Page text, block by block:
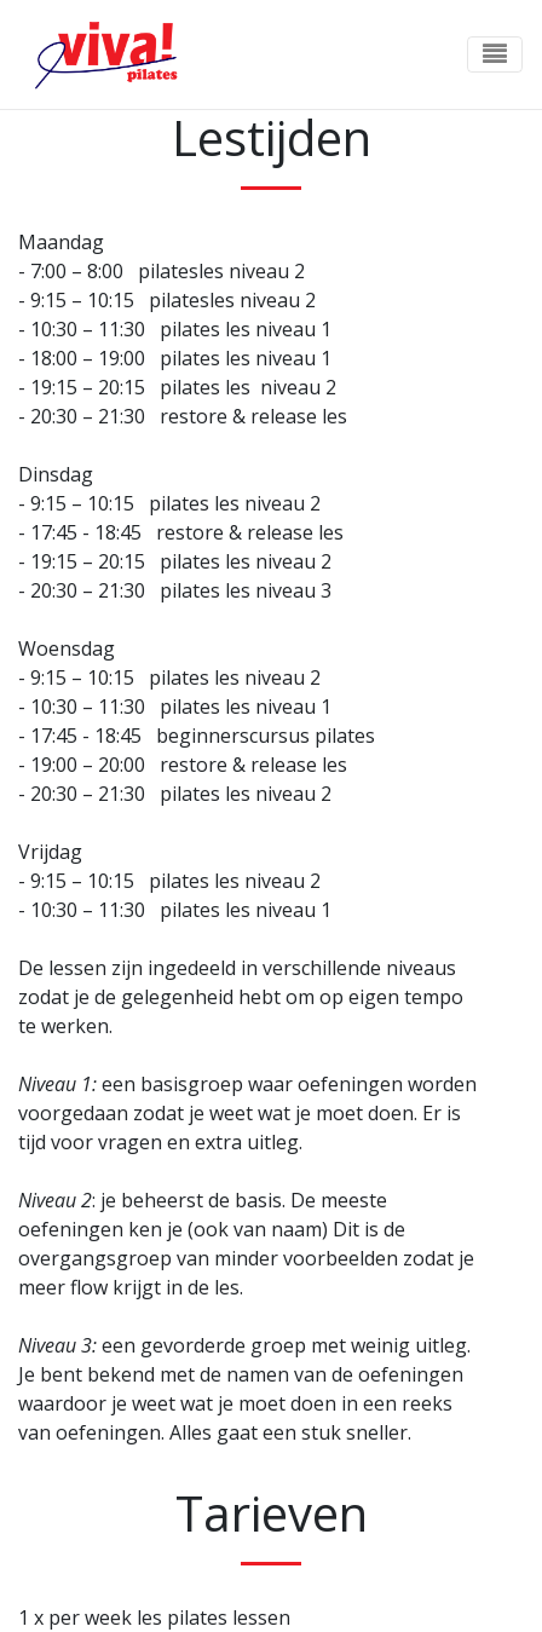
Lestijden
Maandag
- 7:00 – 8:00 pilatesles niveau 2
- 9:15 – 10:15 pilatesles niveau 2
- 10:30 – 11:30 pilates les niveau 1
- 18:00 – 19:00 pilates les niveau 1
- 19:15 – 20:15 pilates les niveau 2
- 20:30 – 21:30 restore & release les
Dinsdag
- 9:15 – 10:15 pilates les niveau 2
- 17:45 - 18:45 restore & release les
- 19:15 – 20:15 pilates les niveau 2
- 20:30 – 21:30 pilates les niveau 3
Woensdag
- 9:15 – 10:15 pilates les niveau 2
- 10:30 – 11:30 pilates les niveau 1
- 17:45 - 18:45 beginnerscursus pilates
- 19:00 – 20:00 restore & release les
- 20:30 – 21:30 pilates les niveau 2
Vrijdag
- 9:15 – 10:15 pilates les niveau 2
- 10:30 – 11:30 pilates les niveau 1
De lessen zijn ingedeeld in verschillende niveaus
zodat je de gelegenheid hebt om op eigen tempo
te werken.
Niveau 1:een basisgroep waar oefeningen worden
voorgedaan zodat je weet wat je moet doen. Er is
tijd voor vragen en extra uitleg.
Niveau 2: je beheerst de basis. De meeste
oefeningen ken je (ook van naam) Dit is de
overgangsgroep van minder voorbeelden zodat je
meer flow krijgt in de les.
Niveau 3:een gevorderde groep met weinig uitleg.
Je bent bekend met de namen van de oefeningen
waardoor je weet wat je moet doen in een reeks
van oefeningen. Alles gaat een stuk sneller.
Tarieven
1 x per week les pilates lessen